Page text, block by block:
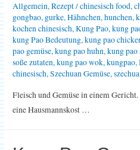
Allgemein,Rezept/chinesisch food,
gongbao, gurke,Hähnchen,hunchen,
kochen chinesisch,Kung Pao,kung
kung Pao Bedeutung,kung pao
pao gemüse,kung pao huhn,kung pao
soße zutaten,kung pao wok,kungpao,
chinesisch,Szechuan Gemüse,
Fleisch und Gemüse in einem
eine Hausmannskost …